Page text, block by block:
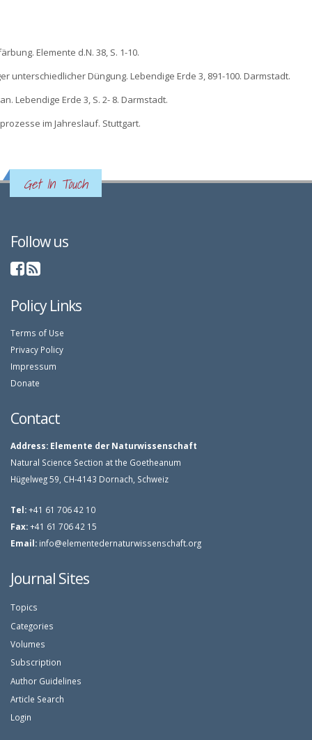
Elemente d.N. 38, S. 1-10.
unterschiedlicher Düngung. Lebendige Erde 3, 891-100. Darmstadt.
Lebendige Erde 3, S. 2- 8. Darmstadt.
im Jahreslauf. Stuttgart.
Get In Touch
Follow us
Policy Links
Terms of Use
Privacy Policy
Impressum
Donate
Contact
Address: Elemente der Naturwissenschaft
Natural Science Section at the Goetheanum
Hügelweg 59, CH-4143 Dornach, Schweiz
Tel:+41 61 706 42 10
Fax:+41 61 706 42 15
Email: info@elementedernaturwissenschaft.org
Journal Sites
Topics
Categories
Volumes
Subscription
Author Guidelines
Article Search
Login